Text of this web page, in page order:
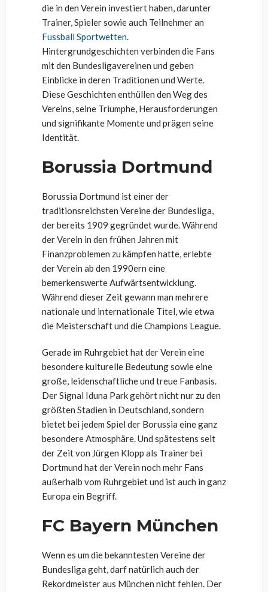
die in den Verein investiert haben, darunter
Trainer, Spieler sowie auch Teilnehmer an
Fussball Sportwetten.
Hintergrundgeschichten verbinden die Fans
mit den Bundesligavereinen und geben
Einblicke in deren Traditionen und Werte.
Diese Geschichten enthüllen den Weg des
Vereins, seine Triumphe, Herausforderungen
und signifikante Momente und prägen seine
Identität.
Borussia Dortmund
Borussia Dortmund ist einer der
traditionsreichsten Vereine der Bundesliga,
der bereits 1909 gegründet wurde. Während
der Verein in den frühen Jahren mit
Finanzproblemen zu kämpfen hatte, erlebte
der Verein ab den 1990ern eine
bemerkenswerte Aufwärtsentwicklung.
Während dieser Zeit gewann man mehrere
nationale und internationale Titel, wie etwa
die Meisterschaft und die Champions League.
Gerade im Ruhrgebiet hat der Verein eine
besondere kulturelle Bedeutung sowie eine
große, leidenschaftliche und treue Fanbasis.
Der Signal Iduna Park gehört nicht nur zu den
größten Stadien in Deutschland, sondern
bietet bei jedem Spiel der Borussia eine ganz
besondere Atmosphäre. Und spätestens seit
der Zeit von Jürgen Klopp als Trainer bei
Dortmund hat der Verein noch mehr Fans
außerhalb vom Ruhrgebiet und ist auch in ganz
Europa ein Begriff.
FC Bayern München
Wenn es um die bekanntesten Vereine der
Bundesliga geht, darf natürlich auch der
Rekordmeister aus München nicht fehlen. Der